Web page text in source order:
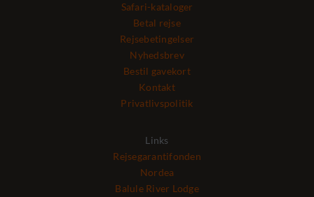
Safari-kataloger
Betal rejse
Rejsebetingelser
Nyhedsbrev
Bestil gavekort
Kontakt
Privatlivspolitik
Links
Rejsegarantifonden
Nordea
Balule River Lodge